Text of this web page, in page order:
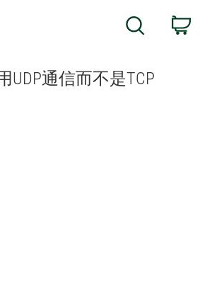
Search
UDP通信而不是TCP